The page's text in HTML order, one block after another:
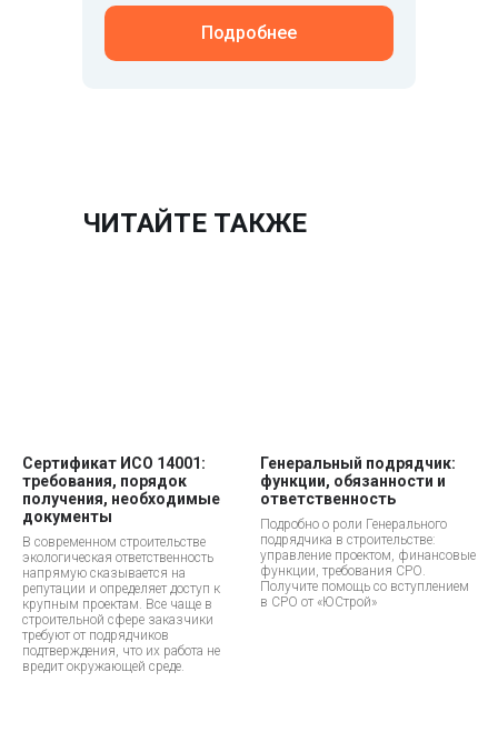
Подробнее
ЧИТАЙТЕ ТАКЖЕ
Сертификат ИСО 14001:
требования, порядок
получения, необходимые
документы
В современном строительстве
экологическая ответственность
напрямую сказывается на
репутации и определяет доступ к
крупным проектам. Все чаще в
строительной сфере заказчики
требуют от подрядчиков
подтверждения, что их работа не
вредит окружающей среде.
Генеральный подрядчик:
функции, обязанности и
ответственность
Подробно о роли Генерального
подрядчика в строительстве:
управление проектом, финансовые
функции, требования СРО.
Получите помощь со вступлением
в СРО от «ЮСтрой»